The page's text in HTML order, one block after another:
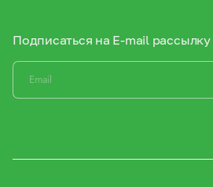
Подписаться на E-mail рассылку